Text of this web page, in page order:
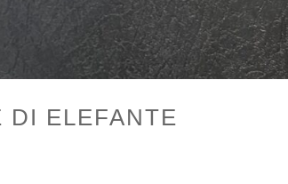
DI ELEFANTE